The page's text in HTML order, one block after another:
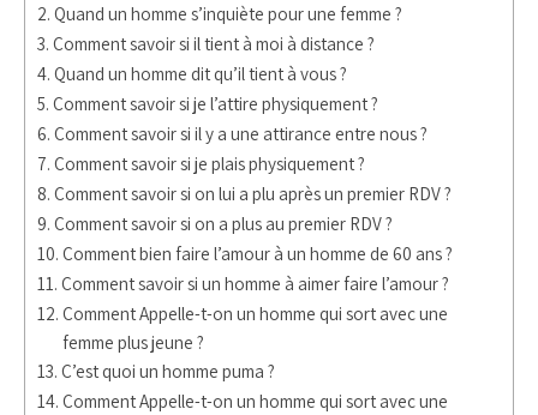
Quand un homme s’inquiète pour une femme ?
Comment savoir si il tient à moi à distance ?
Quand un homme dit qu’il tient à vous ?
Comment savoir si je l’attire physiquement ?
Comment savoir si il y a une attirance entre nous ?
Comment savoir si je plais physiquement ?
Comment savoir si on lui a plu après un premier RDV ?
Comment savoir si on a plus au premier RDV ?
Comment bien faire l’amour à un homme de 60 ans ?
Comment savoir si un homme à aimer faire l’amour ?
Comment Appelle-t-on un homme qui sort avec une
femme plus jeune ?
C’est quoi un homme puma ?
Comment Appelle-t-on un homme qui sort avec une